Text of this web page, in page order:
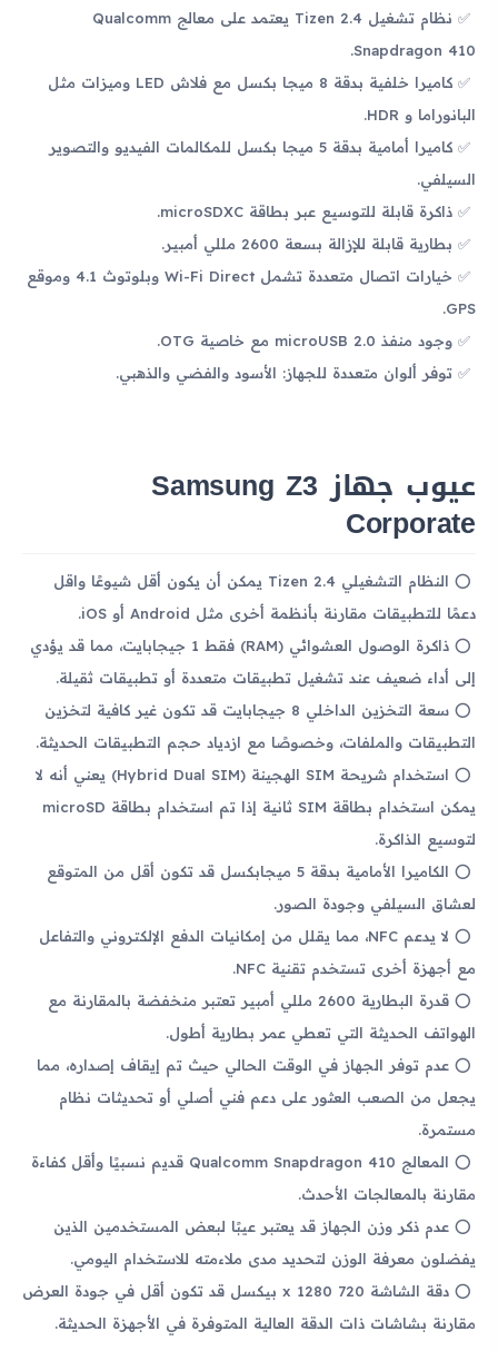
نظام تشغيل Tizen 2.4 يعتمد على معالج Qualcomm
Snapdragon 410.
كاميرا خلفية بدقة 8 ميجا بكسل مع فلاش LED وميزات مثل
البانوراما و HDR.
كاميرا أمامية بدقة 5 ميجا بكسل للمكالمات الفيديو والتصوير
السيلفي.
ذاكرة قابلة للتوسيع عبر بطاقة microSDXC.
بطارية قابلة للإزالة بسعة 2600 مللي أمبير.
خيارات اتصال متعددة تشمل Wi-Fi Direct وبلوتوث 4.1 وموقع
GPS.
وجود منفذ microUSB 2.0 مع خاصية OTG.
توفر ألوان متعددة للجهاز: الأسود والفضي والذهبي.
عيوب جهاز Samsung Z3
Corporate
النظام التشغيلي Tizen 2.4 يمكن أن يكون أقل شيوعًا واقل
دعمًا للتطبيقات مقارنة بأنظمة أخرى مثل Android أو iOS.
ذاكرة الوصول العشوائي (RAM) فقط 1 جيجابايت، مما قد يؤدي
إلى أداء ضعيف عند تشغيل تطبيقات متعددة أو تطبيقات ثقيلة.
سعة التخزين الداخلي 8 جيجابايت قد تكون غير كافية لتخزين
التطبيقات والملفات، وخصوصًا مع ازدياد حجم التطبيقات الحديثة.
استخدام شريحة SIM الهجينة (Hybrid Dual SIM) يعني أنه لا
يمكن استخدام بطاقة SIM ثانية إذا تم استخدام بطاقة microSD
لتوسيع الذاكرة.
الكاميرا الأمامية بدقة 5 ميجابكسل قد تكون أقل من المتوقع
لعشاق السيلفي وجودة الصور.
لا يدعم NFC، مما يقلل من إمكانيات الدفع الإلكتروني والتفاعل
مع أجهزة أخرى تستخدم تقنية NFC.
قدرة البطارية 2600 مللي أمبير تعتبر منخفضة بالمقارنة مع
الهواتف الحديثة التي تعطي عمر بطارية أطول.
عدم توفر الجهاز في الوقت الحالي حيث تم إيقاف إصداره، مما
يجعل من الصعب العثور على دعم فني أصلي أو تحديثات نظام
مستمرة.
المعالج Qualcomm Snapdragon 410 قديم نسبيًا وأقل كفاءة
مقارنة بالمعالجات الأحدث.
عدم ذكر وزن الجهاز قد يعتبر عيبًا لبعض المستخدمين الذين
يفضلون معرفة الوزن لتحديد مدى ملاءمته للاستخدام اليومي.
دقة الشاشة 720 x 1280 بيكسل قد تكون أقل في جودة العرض
مقارنة بشاشات ذات الدقة العالية المتوفرة في الأجهزة الحديثة.